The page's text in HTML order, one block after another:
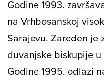
Godine 1993.
na Vrhbosanskoj
Sarajevu. Zaređen je
duvanjske biskupije
Godine 1995. odlazi